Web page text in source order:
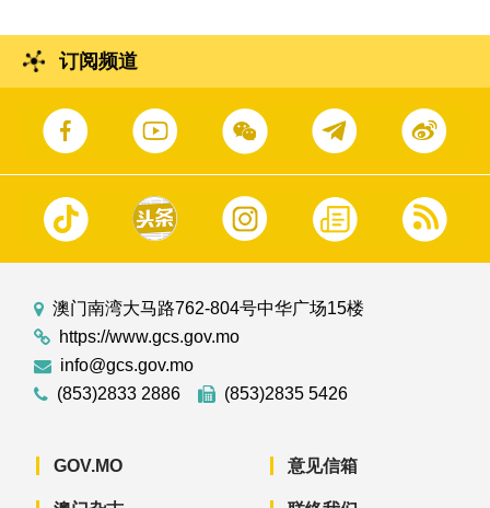
订阅频道
澳门南湾大马路762-804号中华广场15楼
https://www.gcs.gov.mo
info@gcs.gov.mo
(853)2833 2886
(853)2835 5426
GOV.MO 意见信箱